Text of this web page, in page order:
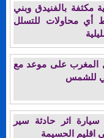
مكثفة بالفنيدق وبني
أي محاولات للتسلل
على موعد مع
للشمس
اثر حادثة سير
اقليم الحسيمة